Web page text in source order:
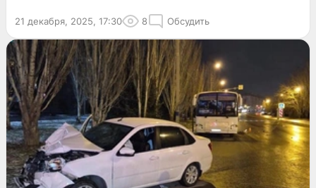
21 декабря, 2025, 17:30 8 Обсудить